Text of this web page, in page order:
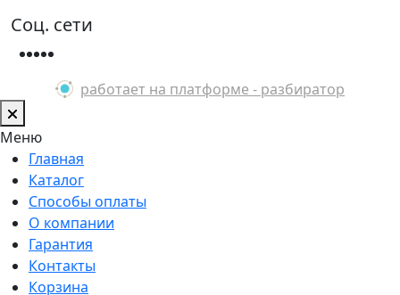
Соц. сети
работает на платформе - разбиратор
Меню
Главная
Каталог
Способы оплаты
О компании
Гарантия
Контакты
Корзина